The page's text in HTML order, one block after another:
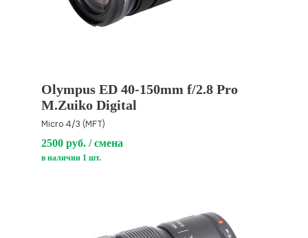
Olympus ED 40-150mm f/2.8 Pro
M.Zuiko Digital
Micro 4/3 (MFT)
2500 руб. / смена
в наличии 1 шт.